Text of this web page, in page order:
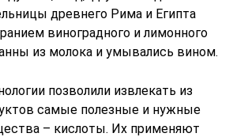
древнего Рима и Египта
виноградного и лимонного
из молока и умывались вином.
позволили извлекать из
самые полезные и нужные
– кислоты. Их применяют